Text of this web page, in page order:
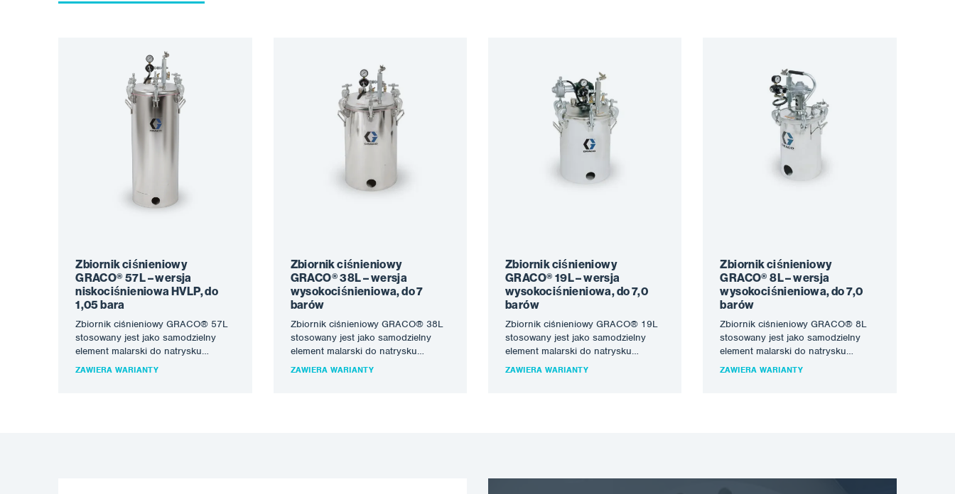
Zbiornik ciśnieniowy
GRACO® 57L – wersja
niskociśnieniowa HVLP, do
1,05 bara
Zbiornik ciśnieniowy GRACO® 57L
stosowany jest jako samodzielny
element malarski do natrysku
pneumatycznego lub jako zbiornik
ZAWIERA WARIANTY
Zbiornik ciśnieniowy
GRACO® 38L – wersja
wysokociśnieniowa, do 7
barów
Zbiornik ciśnieniowy GRACO® 38L
stosowany jest jako samodzielny
element malarski do natrysku
pneumatycznego lub jako zbiornik
ZAWIERA WARIANTY
Zbiornik ciśnieniowy
GRACO® 19L – wersja
wysokociśnieniowa, do 7,0
barów
Zbiornik ciśnieniowy GRACO® 19L
stosowany jest jako samodzielny
element malarski do natrysku
pneumatycznego lub jako zbiornik
ZAWIERA WARIANTY
Zbiornik ciśnieniowy
GRACO® 8L – wersja
wysokociśnieniowa, do 7,0
barów
Zbiornik ciśnieniowy GRACO® 8L
stosowany jest jako samodzielny
element malarski do natrysku
pneumatycznego lub jako zbiornik
ZAWIERA WARIANTY